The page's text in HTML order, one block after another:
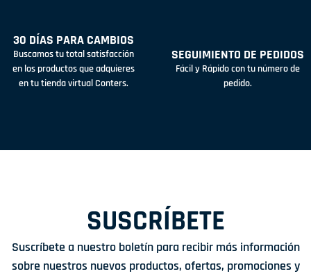
30 DÍAS PARA CAMBIOS
Buscamos tu total satisfacción
en los productos que adquieres
en tu tienda virtual Conters.
SEGUIMIENTO DE PEDIDOS
Fácil y Rápido con tu número de
pedido.
SUSCRÍBETE
Suscríbete a nuestro boletín para recibir más información
sobre nuestros nuevos productos, ofertas, promociones y